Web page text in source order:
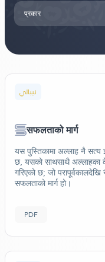
प्रकार
نيبالي
सफलताको मार्ग
यस पुस्तिकामा अल्लाह नै सत्य
छ, यसको साथसाथै अल्लाहका
गरिएको छ; जो
सफलताको मार्ग हो।
PDF